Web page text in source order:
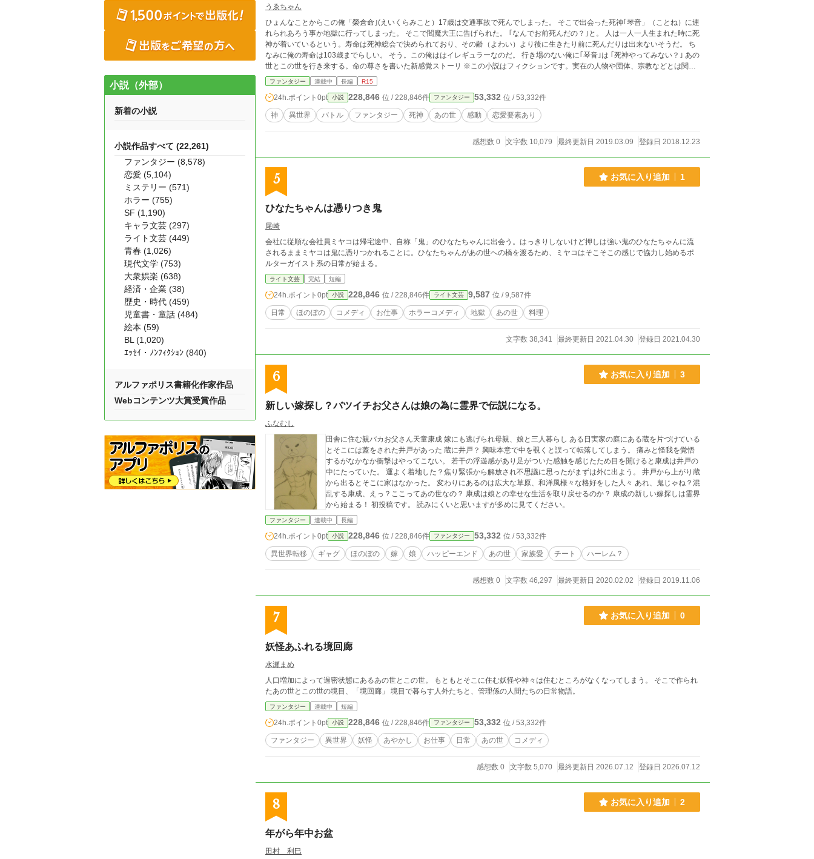
うゑちゃん
ひょんなことからこの俺「榮倉命｣(えいくらみこと）17歳は交通事故で死んでしまった。 そこで出会った死神｢琴音」（ことね）に連
れられあろう事か地獄に行ってしまった。 そこで閻魔大王に告げられた。 ｢なんでお前死んだの？｣と。 人は一人一人生まれた時に死
神が着いているという。寿命は死神総会で決められており、その齢（よわい）より後に生きたり前に死んだりは出来ないそうだ。 ち
なみに俺の寿命は103歳までらしい。 そう。この俺ははイレギュラーなのだ。 行き場のない俺に｢琴音｣は ｢死神やってみない？｣ あの
世とこの世を行き来する。命の尊さを書いた新感覚ストーリ ※この小説はフィクションです。実在の人物や団体、宗教などとは関係
ありません
ファンタジー 連載中 長編 R15
24h.ポイント 0pt 小説 228,846 位 / 228,846件 ファンタジー 53,332 位 / 53,332件
神 異世界 バトル ファンタジー 死神 あの世 感動 恋愛要素あり
感想数 0 文字数 10,079 最終更新日 2019.03.09 登録日 2018.12.23
5 お気に入り追加 1
ひなたちゃんは憑りつき鬼
尾崎
会社に従順な会社員ミヤコは帰宅途中、自称「鬼」のひなたちゃんに出会う。はっきりしないけど押しは強い鬼のひなたちゃんに流
されるままミヤコは鬼に憑りつかれることに。ひなたちゃんがあの世への橋を渡るため、ミヤコはそこそこの感じで協力し始めるポ
ルターガイスト系の日常が始まる。
ライト文芸 完結 短編
24h.ポイント 0pt 小説 228,846 位 / 228,846件 ライト文芸 9,587 位 / 9,587件
日常 ほのぼの コメディ お仕事 ホラーコメディ 地獄 あの世 料理
文字数 38,341 最終更新日 2021.04.30 登録日 2021.04.30
6 お気に入り追加 3
新しい嫁探し？バツイチお父さんは娘の為に霊界で伝説になる。
ふなむし
田舎に住む親バカお父さん天童康成 嫁にも逃げられ母親、娘と三人暮らし ある日実家の庭にある蔵を片づけている
とそこには蓋をされた井戸があった 蔵に井戸？ 興味本意で中を覗くと誤って転落してしまう。 痛みと怪我を覚悟
するがなかなか衝撃はやってこない。 若干の浮遊感があり足がついた感触を感じたため目を開けると康成は井戸の
中にたっていた。 運よく着地した？焦り緊張から解放され不思議に思ったがまずは外に出よう。 井戸から上がり蔵
から出るとそこに家はなかった。 変わりにあるのは広大な草原、和洋風様々な格好をした人々 あれ、鬼じゃね？混
乱する康成、えっ？ここってあの世なの？ 康成は娘との幸せな生活を取り戻せるのか？ 康成の新しい嫁探しは霊界
から始まる！ 初投稿です。 読みにくいと思いますが多めに見てください。
ファンタジー 連載中 長編
24h.ポイント 0pt 小説 228,846 位 / 228,846件 ファンタジー 53,332 位 / 53,332件
異世界転移 ギャグ ほのぼの 嫁 娘 ハッピーエンド あの世 家族愛 チート ハーレム？
感想数 0 文字数 46,297 最終更新日 2020.02.02 登録日 2019.11.06
7 お気に入り追加 0
妖怪あふれる境回廊
水瀬まめ
人口増加によって過密状態にあるあの世とこの世。 もともとそこに住む妖怪や神々は住むところがなくなってしまう。 そこで作られ
たあの世とこの世の境目、「境回廊」 境目で暮らす人外たちと、管理係の人間たちの日常物語。
ファンタジー 連載中 短編
24h.ポイント 0pt 小説 228,846 位 / 228,846件 ファンタジー 53,332 位 / 53,332件
ファンタジー 異世界 妖怪 あやかし お仕事 日常 あの世 コメディ
感想数 0 文字数 5,070 最終更新日 2026.07.12 登録日 2026.07.12
8 お気に入り追加 2
年がら年中お盆
田村 利巳
小説（外部）
新着の小説
小説作品すべて (22,261)
ファンタジー (8,578)
恋愛 (5,104)
ミステリー (571)
ホラー (755)
SF (1,190)
キャラ文芸 (297)
ライト文芸 (449)
青春 (1,026)
現代文学 (753)
大衆娯楽 (638)
経済・企業 (38)
歴史・時代 (459)
児童書・童話 (484)
絵本 (59)
BL (1,020)
ｴｯｾｲ・ﾉﾝﾌｨｸｼｮﾝ (840)
アルファポリス書籍化作家作品
Webコンテンツ大賞受賞作品